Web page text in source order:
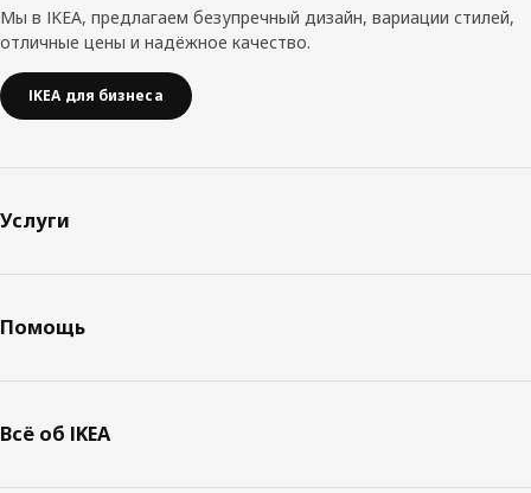
Мы в IKEA, предлагаем безупречный дизайн, вариации стилей,
отличные цены и надёжное качество.
IKEA для бизнеса
Услуги
Помощь
Всё об IKEA